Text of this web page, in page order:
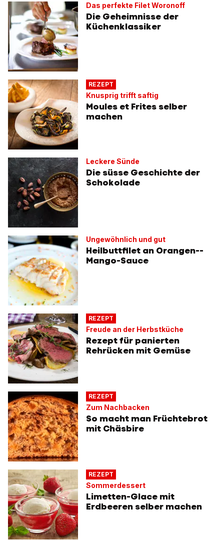
Das perfekte Filet Woronoff
Die Geheimnisse der
Küchenklassiker
REZEPT
Knusprig trifft saftig
Moules et Frites selber
machen
Leckere Sünde
Die süsse Geschichte der
Schokolade
Ungewöhnlich und gut
Heilbuttfilet an Orangen-­
Mango-Sauce
REZEPT
Freude an der Herbstküche
Rezept für panierten
Rehrücken mit Gemüse
REZEPT
Zum Nachbacken
So macht man Früchtebrot
mit Chäsbire
REZEPT
Sommerdessert
Limetten-Glace mit
Erdbeeren selber machen